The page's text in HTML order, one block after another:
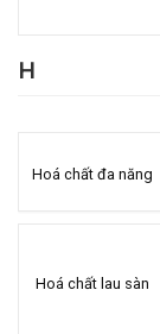
H
Hoá chất đa năng
Hoá chất lau sàn